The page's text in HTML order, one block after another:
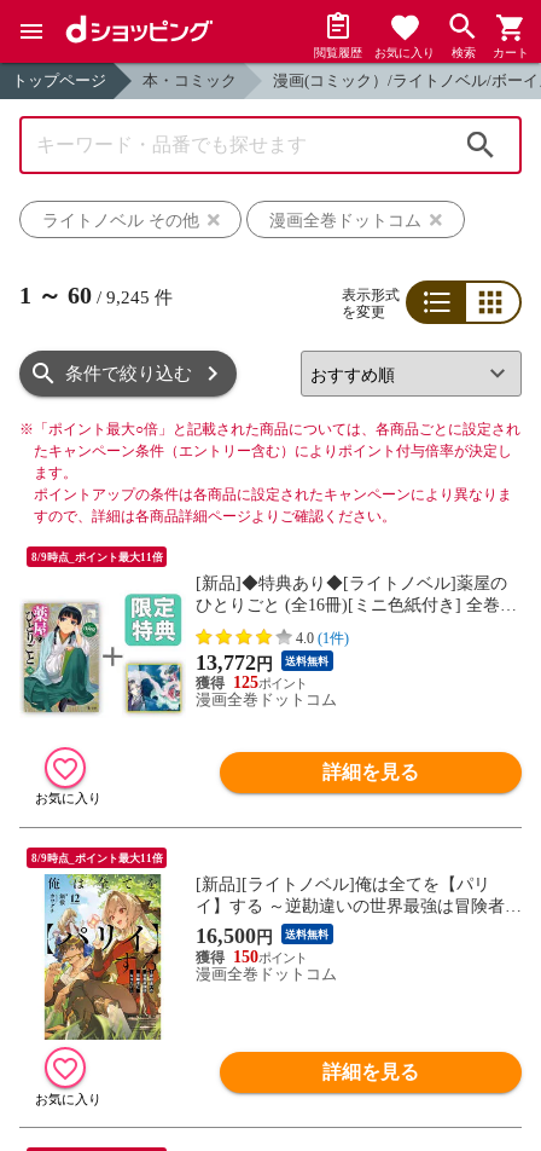
閲覧履歴 お気に入り 検索 カート
トップページ 本・コミック 漫画(コミック）/ライトノベル/ボー
ライトノベル その他
漫画全巻ドットコム
1 ～ 60 / 9,245 件
表示形式
を変更
条件で絞り込む
※ 「ポイント最大○倍」と記載された商品については、各商品ごとに設定され
たキャンペーン条件（エントリー含む）によりポイント付与倍率が決定し
ます。
ポイントアップの条件は各商品に設定されたキャンペーンにより異なりま
すので、詳細は各商品詳細ページよりご確認ください。
8/9時点_ポイント最大11倍
[新品]◆特典あり◆[ライトノベル]薬屋の
ひとりごと (全16冊)[ミニ色紙付き] 全巻セ
ット
4.0 (1件)
13,772円 送料無料
125
漫画全巻ドットコム
詳細を見る
8/9時点_ポイント最大11倍
[新品][ライトノベル]俺は全てを【パリ
イ】する ～逆勘違いの世界最強は冒険者に
なりたい～ (全12冊) 全巻セット
16,500円 送料無料
150
漫画全巻ドットコム
詳細を見る